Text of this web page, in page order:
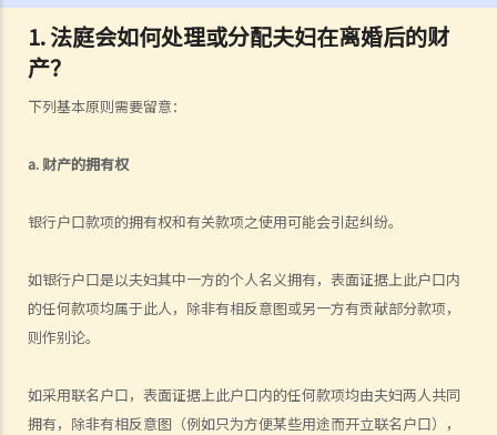
1. 法庭会如何处理或分配夫妇在离婚后的财
产？
下列基本原则需要留意：
a. 财产的拥有权
银行户口款项的拥有权和有关款项之使用可能会引起纠纷。
如银行户口是以夫妇其中一方的个人名义拥有，表面证据上此户口内
的任何款项均属于此人，除非有相反意图或另一方有贡献部分款项，
则作别论。
如采用联名户口，表面证据上此户口内的任何款项均由夫妇两人共同
拥有，除非有相反意图（例如只为方便某些用途而开立联名户口），
2. 我在香港以外的地方结婚，但担心在香港不被承认。我可以在香港登
记结婚吗？
C. 办理婚姻登记及举行婚礼
A. 在香港结婚的条件
C. 婚姻的有效性
D. 《婚姻条例》下的罪行
A. 婚姻协议书的法律地位
B. 婚前协议书及公共政策
C. 分居协议
2. 如果一方在聆讯前不再同意分居协议的条款，应该怎样处理？